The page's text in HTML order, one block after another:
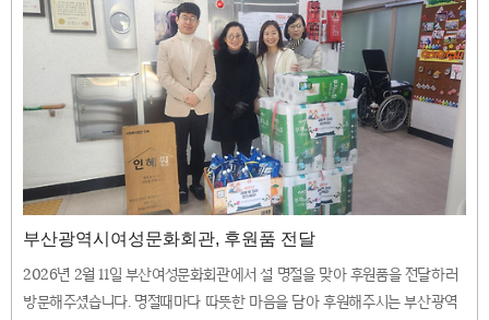
부산광역시여성문화회관, 후원품 전달
2026년 2월 11일 부산여성문화회관에서 설 명절을 맞아 후원품을 전달하러
방문해주셨습니다. 명절때마다 따뜻한 마음을 담아 후원해주시는 부산광역